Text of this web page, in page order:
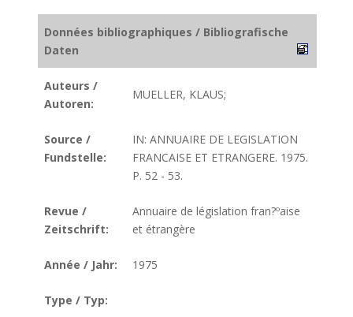
Données bibliographiques / Bibliografische
Daten
Auteurs /
Autoren:
MUELLER, KLAUS;
Source /
Fundstelle:
IN: ANNUAIRE DE LEGISLATION
FRANCAISE ET ETRANGERE. 1975.
P. 52 - 53.
Revue /
Zeitschrift:
Annuaire de législation fran?ºaise
et étrangère
Année / Jahr: 1975
Type / Typ: